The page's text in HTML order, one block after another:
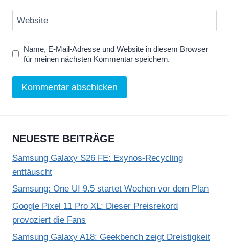
Website
Name, E-Mail-Adresse und Website in diesem Browser
für meinen nächsten Kommentar speichern.
NEUESTE BEITRÄGE
Samsung Galaxy S26 FE: Exynos-Recycling
enttäuscht
Samsung: One UI 9.5 startet Wochen vor dem Plan
Google Pixel 11 Pro XL: Dieser Preisrekord
provoziert die Fans
Samsung Galaxy A18: Geekbench zeigt Dreistigkeit